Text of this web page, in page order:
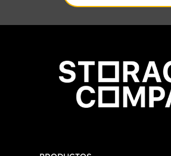
for: